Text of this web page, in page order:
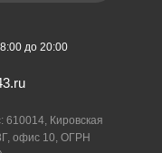
до 20:00
Кировская
офис 10, ОГРН